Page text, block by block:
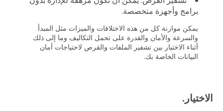
برامج وأجهزة متخصصة.
يمكن موازنة كل من هذه الاختلافات والميزات مثل المبدأ
والسرعة والأمان والقدرة على تحمل التكاليف وما إلى ذلك
أثناء الاختيار بين تشفير الملفات والقرص لاحتياجات أمان
البيانات الخاصة بك.
الاختيار.